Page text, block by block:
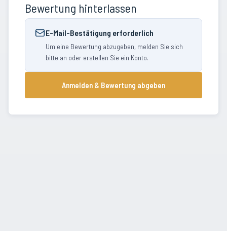
Bewertung hinterlassen
E-Mail-Bestätigung erforderlich
Um eine Bewertung abzugeben, melden Sie sich
bitte an oder erstellen Sie ein Konto.
Anmelden & Bewertung abgeben